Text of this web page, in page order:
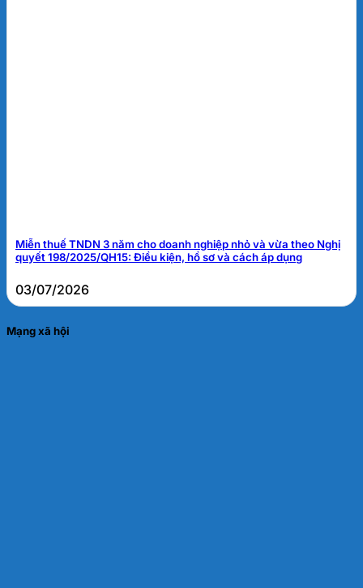
Miễn thuế TNDN 3 năm cho doanh nghiệp nhỏ và vừa theo Nghị
quyết 198/2025/QH15: Điều kiện, hồ sơ và cách áp dụng
03/07/2026
Mạng xã hội